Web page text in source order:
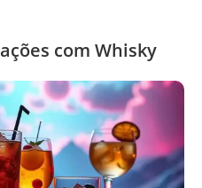
com Whisky